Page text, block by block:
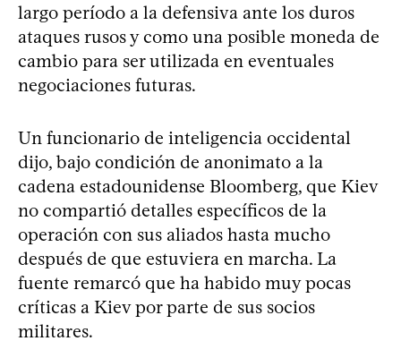
largo período a la defensiva ante los duros
ataques rusos y como una posible moneda de
cambio para ser utilizada en eventuales
negociaciones futuras.
Un funcionario de inteligencia occidental
dijo, bajo condición de anonimato a la
cadena estadounidense Bloomberg, que Kiev
no compartió detalles específicos de la
operación con sus aliados hasta mucho
después de que estuviera en marcha. La
fuente remarcó que ha habido muy pocas
críticas a Kiev por parte de sus socios
militares.